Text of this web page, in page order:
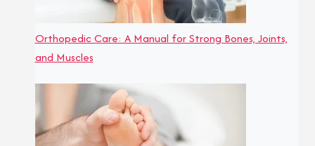
Orthopedic Care: A Manual for Strong Bones, Joints,
and Muscles